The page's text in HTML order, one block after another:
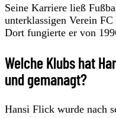
Seine Karriere ließ
unterklassigen Verein
Dort fungierte er von
Welche Klubs hat
und gemanagt?
Hansi Flick wurde nach